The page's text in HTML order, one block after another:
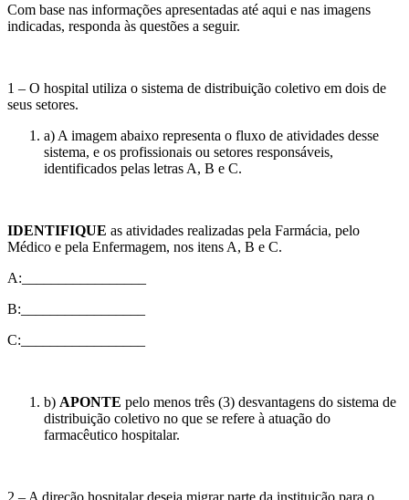
Com base nas informações apresentadas até aqui e nas imagens
indicadas, responda às questões a seguir.
1 – O hospital utiliza o sistema de distribuição coletivo em dois de
seus setores.
a) A imagem abaixo representa o fluxo de atividades desse
sistema, e os profissionais ou setores responsáveis,
identificados pelas letras A, B e C.
IDENTIFIQUE as atividades realizadas pela Farmácia, pelo
Médico e pela Enfermagem, nos itens A, B e C.
A:_________________
B:_________________
C:_________________
b) APONTE pelo menos três (3) desvantagens do sistema de
distribuição coletivo no que se refere à atuação do
farmacêutico hospitalar.
2 – A direção hospitalar deseja migrar parte da instituição para o